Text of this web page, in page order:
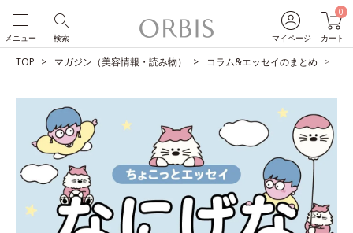
マイページ
0
カート
検索
メニュー
TOP マガジン（美容情報・読み物） コラム&エッセイのまとめ